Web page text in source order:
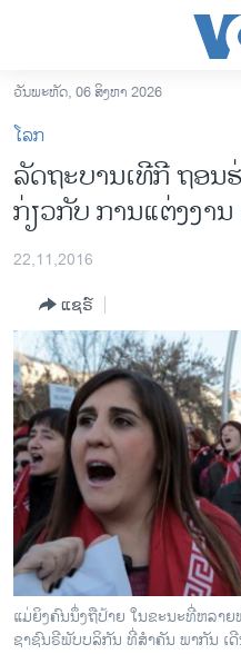
ເຂົ້າ
ຫາ
ຂ້າມ
ຂ້າມ
ຂ້າມ
ຫາ
ລາວ
ອາເມຣິກາ
ການເລືອກຕັ້ງ ປະທານາທີບໍດີ ສະ
ຂ່າວ​ຈີນ
ໂລກ
ເອເຊຍ
ອິດສະຫຼະພາບດ້ານການຂ່າວ
ຊີວິດຊາວລາວ
ຊຸມຊົນຊາວລາວ
ວິທະຍາສາດ-ເທັກໂນໂລຈີ
ທຸລະກິດ
ພາສາອັງກິດ
ວີດີໂອ
ວັນພະຫັດ, 06 ສິງຫາ 2026
ໂລກ
ລັດຖະບານເທີກີ ຖອ
ກ່ຽວກັບ ການແຕ່ງງາ
22,11,2016
ແຊຣ໌
ແມ່ຍິງຄົນນຶ່ງຖືປ້າຍ ໃນຂະນະທີ່ຫລາ
ຊາຊົນຣີພັບບລິກັນ ທີ່ສຳຄັນ ພາກັນ ເ